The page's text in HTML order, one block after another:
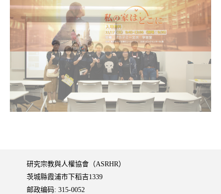
研究宗教與人權協會（ASRHR）
茨城縣霞浦市下稻吉1339
邮政编码: 315-0052